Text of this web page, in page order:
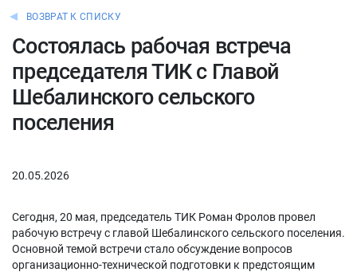
ВОЗВРАТ К СПИСКУ
Состоялась рабочая встреча
председателя ТИК с Главой
Шебалинского сельского
поселения
20.05.2026
Сегодня, 20 мая, председатель ТИК Роман Фролов провел
рабочую встречу с главой Шебалинского сельского поселения.
Основной темой встречи стало обсуждение вопросов
организационно-технической подготовки к предстоящим